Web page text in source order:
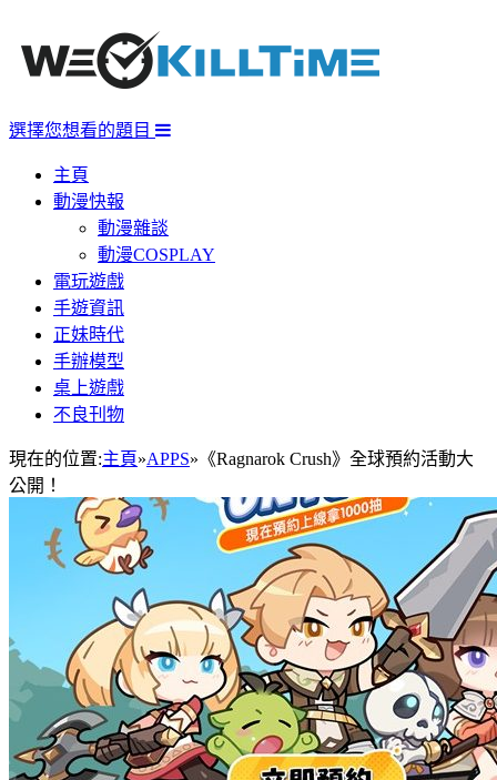
選擇您想看的題目
主頁
動漫快報
動漫雜談
動漫COSPLAY
電玩遊戲
手遊資訊
正妹時代
手辦模型
桌上遊戲
不良刊物
現在的位置:主頁»APPS» 《Ragnarok Crush》全球預約活動大
公開！